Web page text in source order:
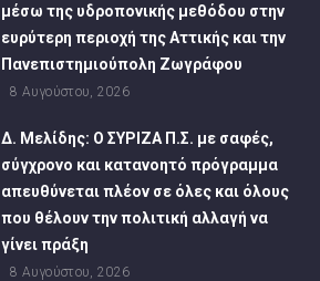
μέσω της υδροπονικής μεθόδου στην
ευρύτερη περιοχή της Αττικής και την
Πανεπιστημιούπολη Ζωγράφου
8 Αυγούστου, 2026
Δ. Μελίδης: Ο ΣΥΡΙΖΑ Π.Σ. με σαφές,
σύγχρονο και κατανοητό πρόγραμμα
απευθύνεται πλέον σε όλες και όλους
που θέλουν την πολιτική αλλαγή να
γίνει πράξη
8 Αυγούστου, 2026